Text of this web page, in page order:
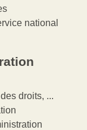
national
droits, ...